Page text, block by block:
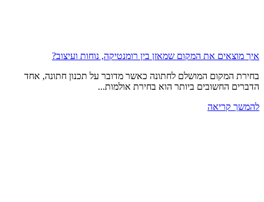
איך מוצאים את המקום שמאזן בין רומנטיקה, נוחות ועיצוב?
בחירת המקום המושלם לחתונה כאשר מדובר על תכנון חתונה, אחד
הדברים החשובים ביותר הוא בחירת אולמות...
להמשך קריאה